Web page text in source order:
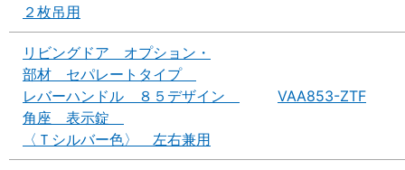
２枚吊用
リビングドア オプション・
部材 セパレートタイプ
レバーハンドル ８５デザイン
角座 表示錠
〈Ｔシルバー色〉 左右兼用
VAA853-ZTF